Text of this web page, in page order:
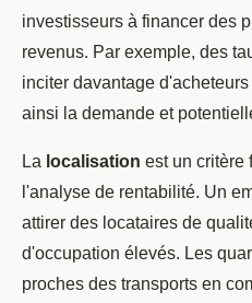
investisseurs à financer des
revenus. Par exemple, des
inciter davantage
ainsi la demande et
La localisation est un critère
l'analyse de rentabilité. Un
attirer des locataires de
d'occupation élevés. Les
proches des transports en